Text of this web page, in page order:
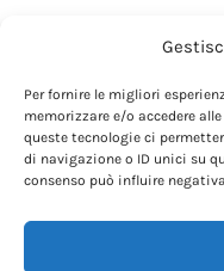
Per fornire le migliori
memorizzare e/o accedere
queste tecnologie ci
di navigazione o ID unici su
consenso può influire